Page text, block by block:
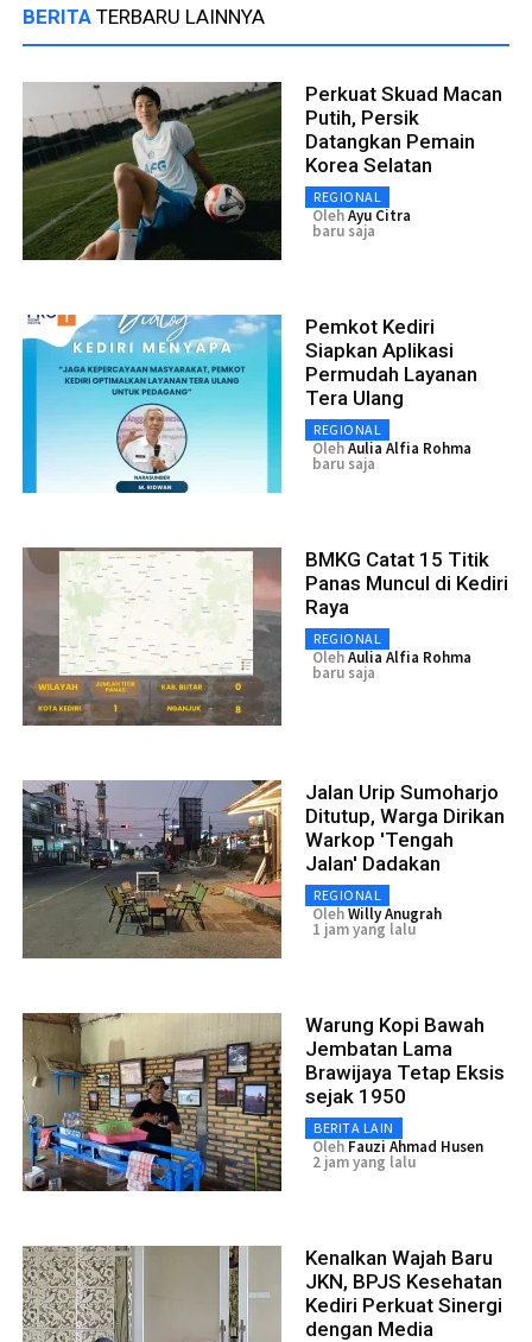
BERITA TERBARU LAINNYA
Perkuat Skuad Macan
Putih, Persik
Datangkan Pemain
Korea Selatan
REGIONAL
OlehAyu Citra
baru saja
Pemkot Kediri
Siapkan Aplikasi
Permudah Layanan
Tera Ulang
REGIONAL
OlehAulia Alfia Rohma
baru saja
BMKG Catat 15 Titik
Panas Muncul di Kediri
Raya
REGIONAL
OlehAulia Alfia Rohma
baru saja
Jalan Urip Sumoharjo
Ditutup, Warga Dirikan
Warkop 'Tengah
Jalan' Dadakan
REGIONAL
OlehWilly Anugrah
1 jam yang lalu
Warung Kopi Bawah
Jembatan Lama
Brawijaya Tetap Eksis
sejak 1950
BERITA LAIN
Oleh Fauzi Ahmad Husen
2 jam yang lalu
Kenalkan Wajah Baru
JKN, BPJS Kesehatan
Kediri Perkuat Sinergi
dengan Media